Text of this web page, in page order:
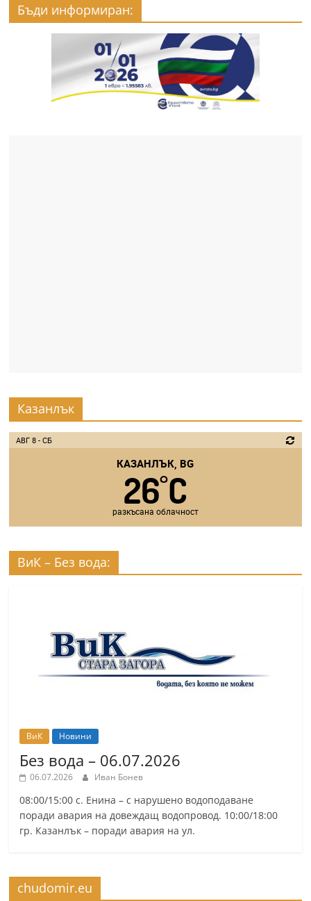
Бъди информиран:
Казанлък
АВГ 8 - СБ
КАЗАНЛЪК, BG
26°C
разкъсана облачност
ВиК – Без вода:
ВиК Новини
Без вода – 06.07.2026
06.07.2026 Иван Бонев
08:00/15:00 с. Енина – с нарушено водоподаване
поради авария на довеждащ водопровод. 10:00/18:00
гр. Казанлък – поради авария на ул.
chudomir.eu